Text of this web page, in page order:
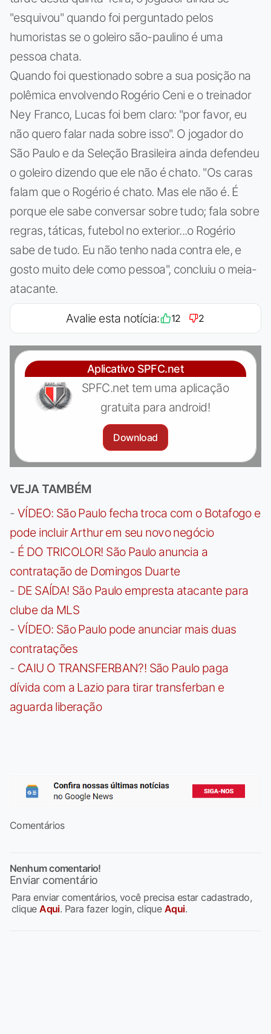
"esquivou" quando foi perguntado pelos
humoristas se o goleiro são-paulino é uma
pessoa chata.
Quando foi questionado sobre a sua posição na
polêmica envolvendo Rogério Ceni e o treinador
Ney Franco, Lucas foi bem claro: "por favor, eu
não quero falar nada sobre isso". O jogador do
São Paulo e da Seleção Brasileira ainda defendeu
o goleiro dizendo que ele não é chato. "Os caras
falam que o Rogério é chato. Mas ele não é. É
porque ele sabe conversar sobre tudo; fala sobre
regras, táticas, futebol no exterior...o Rogério
sabe de tudo. Eu não tenho nada contra ele, e
gosto muito dele como pessoa", concluiu o meia-
atacante.
Avalie esta notícia: 12 2
Aplicativo SPFC.net
SPFC.net tem uma aplicação
gratuita para android!
Download
VEJA TAMBÉM
- VÍDEO: São Paulo fecha troca com o Botafogo e
pode incluir Arthur em seu novo negócio
- É DO TRICOLOR! São Paulo anuncia a
contratação de Domingos Duarte
- DE SAÍDA! São Paulo empresta atacante para
clube da MLS
- VÍDEO: São Paulo pode anunciar mais duas
contratações
- CAIU O TRANSFERBAN?! São Paulo paga
dívida com a Lazio para tirar transferban e
aguarda liberação
Comentários
Nenhum comentario!
Enviar comentário
Para enviar comentários, você precisa estar cadastrado,
cliqueAqui. Para fazer login, clique Aqui.